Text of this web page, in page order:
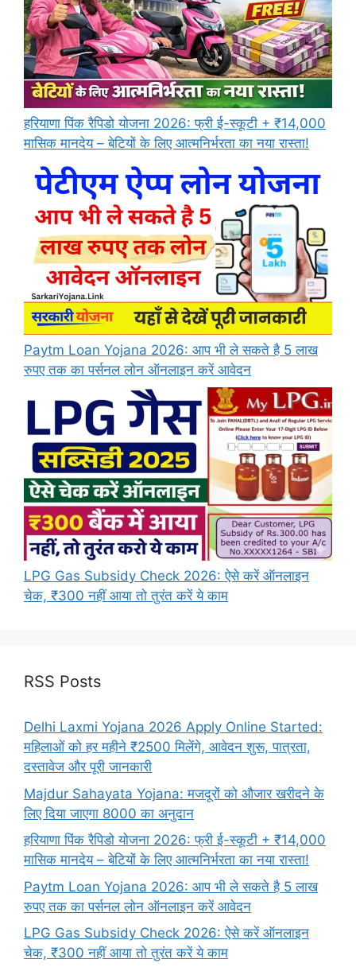
हरियाणा पिंक रैपिडो योजना 2026: फ्री ई-स्कूटी + ₹14,000
मासिक मानदेय – बेटियों के लिए आत्मनिर्भरता का नया रास्ता!
Paytm Loan Yojana 2026: आप भी ले सकते है 5 लाख
रुपए तक का पर्सनल लोन ऑनलाइन करें आवेदन
LPG Gas Subsidy Check 2026: ऐसे करें ऑनलाइन
चेक, ₹300 नहीं आया तो तुरंत करें ये काम
RSS Posts
Delhi Laxmi Yojana 2026 Apply Online Started:
महिलाओं को हर महीने ₹2500 मिलेंगे, आवेदन शुरू, पात्रता,
दस्तावेज और पूरी जानकारी
Majdur Sahayata Yojana: मजदूरों को औजार खरीदने के
लिए दिया जाएगा 8000 का अनुदान
हरियाणा पिंक रैपिडो योजना 2026: फ्री ई-स्कूटी + ₹14,000
मासिक मानदेय – बेटियों के लिए आत्मनिर्भरता का नया रास्ता!
Paytm Loan Yojana 2026: आप भी ले सकते है 5 लाख
रुपए तक का पर्सनल लोन ऑनलाइन करें आवेदन
LPG Gas Subsidy Check 2026: ऐसे करें ऑनलाइन
चेक, ₹300 नहीं आया तो तुरंत करें ये काम